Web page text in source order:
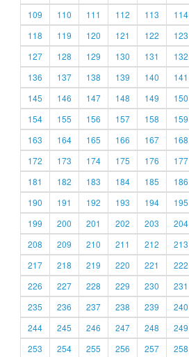
109
110 111 112 113 114
118
119 120 121 122 123
127
128 129 130 131 132
136
137 138 139 140 141
145
146 147 148 149 150
154
155 156 157 158 159
163
164 165 166 167 168
172
173 174 175 176 177
181
182 183 184 185 186
190
191 192 193 194 195
199
200 201 202 203 204
208
209 210 211 212 213
217
218 219 220 221 222
226
227 228 229 230 231
235
236 237 238 239 240
244
245 246 247 248 249
253
254 255 256 257 258